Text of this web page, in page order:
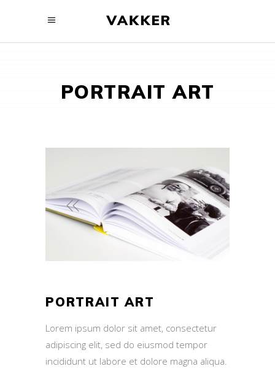
PORTRAIT ART
PORTRAIT ART
Lorem ipsum dolor sit amet, consectetur
adipiscing elit, sed do eiusmod tempor
incididunt ut labore et dolore magna aliqua.